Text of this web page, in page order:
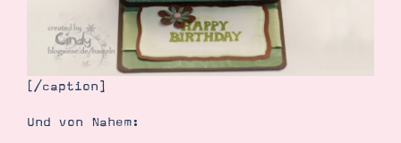
Tipps & Tricks
Ordnungstipps
[/caption]
Und von Nahem: